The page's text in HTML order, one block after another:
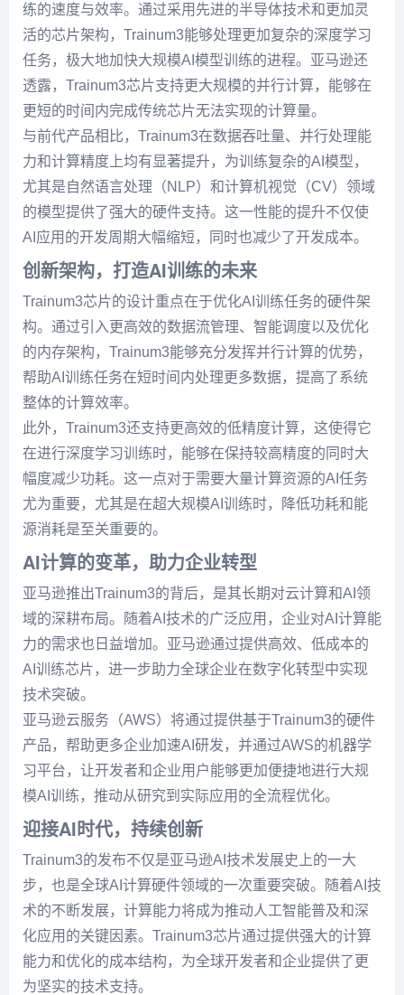
练的速度与效率。通过采用先进的半导体技术和更加灵
活的芯片架构，Trainum3能够处理更加复杂的深度学习
任务，极大地加快大规模AI模型训练的进程。亚马逊还
透露，Trainum3芯片支持更大规模的并行计算，能够在
更短的时间内完成传统芯片无法实现的计算量。
与前代产品相比，Trainum3在数据吞吐量、并行处理能
力和计算精度上均有显著提升，为训练复杂的AI模型，
尤其是自然语言处理（NLP）和计算机视觉（CV）领域
的模型提供了强大的硬件支持。这一性能的提升不仅使
AI应用的开发周期大幅缩短，同时也减少了开发成本。
创新架构，打造AI训练的未来
Trainum3芯片的设计重点在于优化AI训练任务的硬件架
构。通过引入更高效的数据流管理、智能调度以及优化
的内存架构，Trainum3能够充分发挥并行计算的优势，
帮助AI训练任务在短时间内处理更多数据，提高了系统
整体的计算效率。
此外，Trainum3还支持更高效的低精度计算，这使得它
在进行深度学习训练时，能够在保持较高精度的同时大
幅度减少功耗。这一点对于需要大量计算资源的AI任务
尤为重要，尤其是在超大规模AI训练时，降低功耗和能
源消耗是至关重要的。
AI计算的变革，助力企业转型
亚马逊推出Trainum3的背后，是其长期对云计算和AI领
域的深耕布局。随着AI技术的广泛应用，企业对AI计算能
力的需求也日益增加。亚马逊通过提供高效、低成本的
AI训练芯片，进一步助力全球企业在数字化转型中实现
技术突破。
亚马逊云服务（AWS）将通过提供基于Trainum3的硬件
产品，帮助更多企业加速AI研发，并通过AWS的机器学
习平台，让开发者和企业用户能够更加便捷地进行大规
模AI训练，推动从研究到实际应用的全流程优化。
迎接AI时代，持续创新
Trainum3的发布不仅是亚马逊AI技术发展史上的一大
步，也是全球AI计算硬件领域的一次重要突破。随着AI技
术的不断发展，计算能力将成为推动人工智能普及和深
化应用的关键因素。Trainum3芯片通过提供强大的计算
能力和优化的成本结构，为全球开发者和企业提供了更
为坚实的技术支持。